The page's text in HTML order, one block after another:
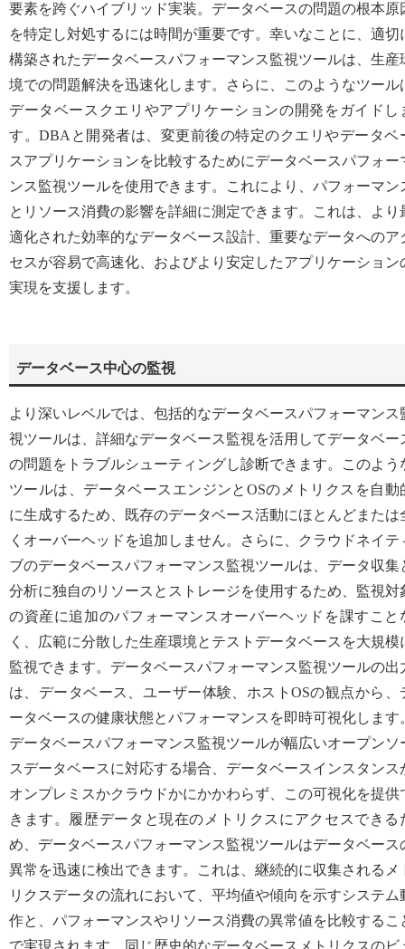
要素を跨ぐハイブリッド実装。データベースの問題の根本原
を特定し対処するには時間が重要です。幸いなことに、適切
構築されたデータベースパフォーマンス監視ツールは、生産
境での問題解決を迅速化します。さらに、このようなツール
データベースクエリやアプリケーションの開発をガイドし
す。DBAと開発者は、変更前後の特定のクエリやデータベ
スアプリケーションを比較するためにデータベースパフォー
ンス監視ツールを使用できます。これにより、パフォーマン
とリソース消費の影響を詳細に測定できます。これは、より
適化された効率的なデータベース設計、重要なデータへのア
セスが容易で高速化、およびより安定したアプリケーション
実現を支援します。
データベース中心の監視
より深いレベルでは、包括的なデータベースパフォーマンス
視ツールは、詳細なデータベース監視を活用してデータベー
の問題をトラブルシューティングし診断できます。このよう
ツールは、データベースエンジンとOSのメトリクスを自動
に生成するため、既存のデータベース活動にほとんどまたは
くオーバーヘッドを追加しません。さらに、クラウドネイテ
ブのデータベースパフォーマンス監視ツールは、データ収集
分析に独自のリソースとストレージを使用するため、監視対
の資産に追加のパフォーマンスオーバーヘッドを課すこと
く、広範に分散した生産環境とテストデータベースを大規模
監視できます。データベースパフォーマンス監視ツールの出
は、データベース、ユーザー体験、ホストOSの観点から、
ータベースの健康状態とパフォーマンスを即時可視化します
データベースパフォーマンス監視ツールが幅広いオープンソ
スデータベースに対応する場合、データベースインスタンス
オンプレミスかクラウドかにかかわらず、この可視化を提供
きます。履歴データと現在のメトリクスにアクセスできる
め、データベースパフォーマンス監視ツールはデータベース
異常を迅速に検出できます。これは、継続的に収集されるメ
リクスデータの流れにおいて、平均値や傾向を示すシステム
作と、パフォーマンスやリソース消費の異常値を比較するこ
で実現されます。同じ歴史的なデータベースメトリクスのビ